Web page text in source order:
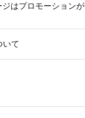
はプロモーションが
いて